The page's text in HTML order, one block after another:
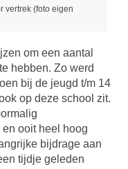
vertrek (foto eigen
om een aantal
hebben. Zo werd
bij de jeugd t/m 14
op deze school zit.
ooit heel hoog
bijdrage aan
tijdje geleden